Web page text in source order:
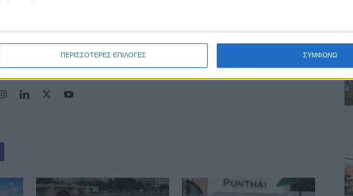
ΠΕΡΙΣΣΟΤΕΡΕΣ ΕΠΙΛΟΓΕΣ ΣΥΜΦΩΝΩ
Καθημερινή Πρωινή Εφημερίδα της Καρδίτσας